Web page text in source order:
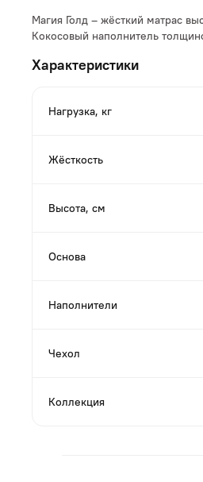
Магия Голд – жёсткий матрас
Кокосовый наполнитель
Характеристики
Нагрузка, кг
Жёсткость
Высота, см
Основа
Наполнители
Чехол
Коллекция